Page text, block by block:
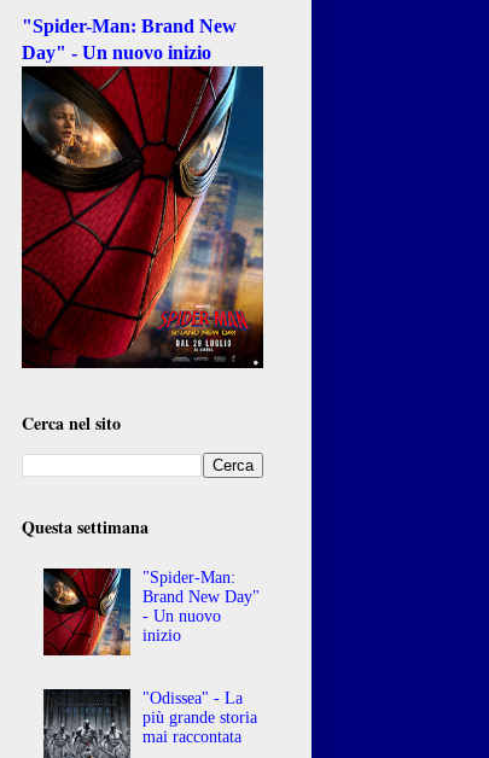
"Spider-Man: Brand New
Day" - Un nuovo inizio
Cerca nel sito
Questa settimana
"Spider-Man:
Brand New Day"
- Un nuovo
inizio
"Odissea" - La
più grande storia
mai raccontata